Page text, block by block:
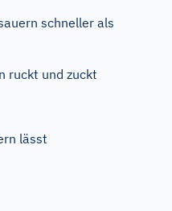
schneller als
ruckt und zuckt
lässt